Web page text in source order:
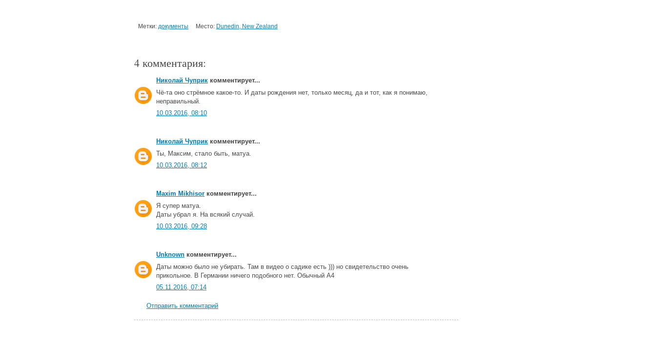
Метки: документы Место: Dunedin, New Zealand
4 комментария:
Николай Чуприк комментирует...
Чё-та оно стрёмное какое-то. И даты рождения нет, только месяц, да и тот, как я понимаю,
неправильный.
10.03.2016, 08:10
Николай Чуприк комментирует...
Ты, Максим, стало быть, матуа.
10.03.2016, 08:12
Maxim Mikhisor комментирует...
Я супер матуа.
Даты убрал я. На всякий случай.
10.03.2016, 09:28
Unknown комментирует...
Даты можно было не убирать. Там в видео о садике есть ))) но свидетельство очень
прикольное. В Германии ничего подобного нет. Обычный А4
05.11.2016, 07:14
Отправить комментарий